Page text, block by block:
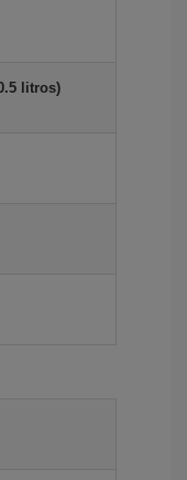
litros)